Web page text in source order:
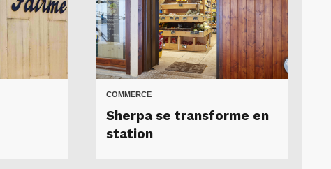
COMMERCE
Sherpa se transforme en
station